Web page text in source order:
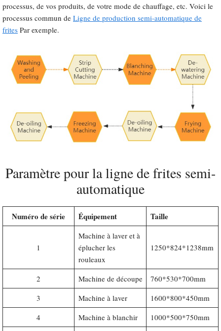
processus, de vos produits, de votre mode de chauffage, etc. Voici le
processus commun de Ligne de production semi-automatique de
frites Par exemple.
Paramètre pour la ligne de frites semi-
automatique
Numéro de série Équipement Taille
1
Machine à laver et à
éplucher les
rouleaux
1250*824*1238mm
2 Machine de découpe
760*530*700mm
3
Machine à laver
1600*800*450mm
4
Machine à blanchir 1000*500*750mm